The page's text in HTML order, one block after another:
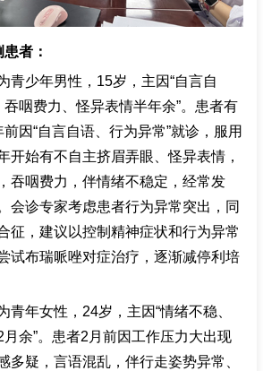
者：
青少年男性，15岁，主因“自言自
咽费力、怪异表情半年余”。患者有
因“自言自语、行为异常”就诊，服用
开始有不自主挤眉弄眼、怪异表情，
吞咽费力，伴情绪不稳定，经常发
会诊专家考虑患者行为异常突出，同
征，建议以控制精神症状和行为异常
试布瑞哌唑对症治疗，逐渐减停利培
青年女性，24岁，主因“情绪不稳、
余”。患者2月前因工作压力大出现
多疑，言语混乱，伴行走姿势异常、